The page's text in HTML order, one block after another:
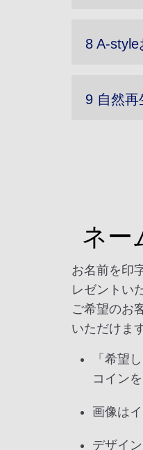
8 A-style
9 自然再
ネー
お名前を印
レゼントい
ご希望のお
いただけます
「希望
コイン
画像は
デザイ